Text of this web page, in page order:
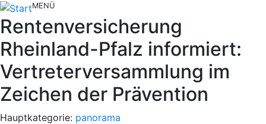
MENÜ
Rentenversicherung
Rheinland-Pfalz informiert:
Vertreterversammlung im
Zeichen der Prävention
Hauptkategorie: panorama